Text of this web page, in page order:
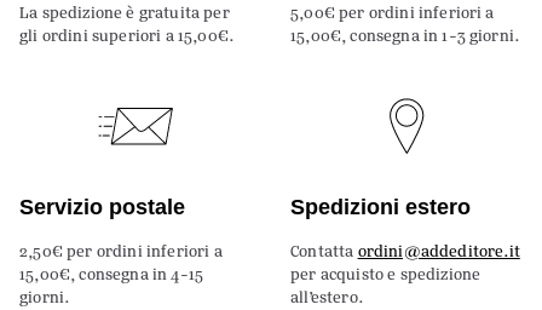
La spedizione è gratuita per
gli ordini superiori a 15,00€.
5,00€ per ordini inferiori a
15,00€, consegna in 1-3 giorni.
Servizio postale
2,50€ per ordini inferiori a
15,00€, consegna in 4-15
giorni.
Spedizioni estero
Contatta ordini@addeditore.it
per acquisto e spedizione
all’estero.